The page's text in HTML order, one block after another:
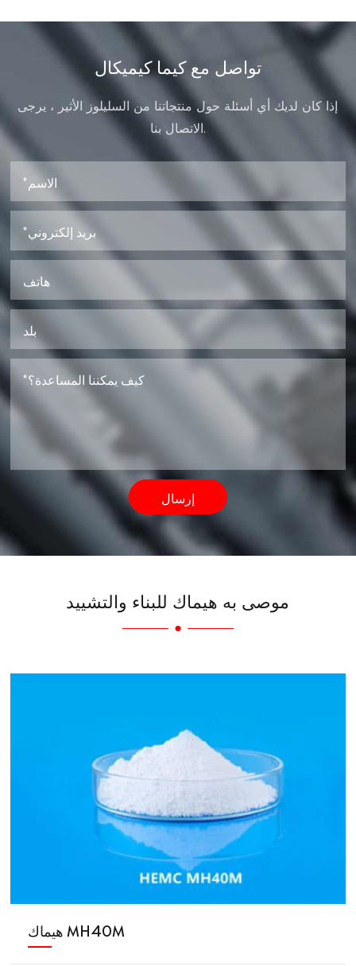
تواصل مع كيما كيميكال
إذا كان لديك أي أسئلة حول منتجاتنا من السليلوز الأثير ، يرجى
الاتصال بنا.
إرسال
موصى به هيماك للبناء والتشييد
هيماك MH40M